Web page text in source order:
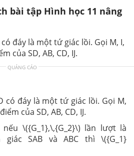
bài tập Hình học 11 nâng
đáy là một tứ giác lồi. Gọi M, I,
của SD, AB, CD, IJ.
QUẢNG CÁO
có đáy là một tứ giác lồi. Gọi M,
của SD, AB, CD, IJ.
\({G_1},\,{G_2}\) lần lượt là
SAB và ABC thì \({G_1}